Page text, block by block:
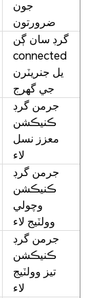
جون
ضرورتون
گرڊ سان ڳن
connected
يل جنريٽرن
جي گهرج
جرمن گرڊ
ڪنيڪشن
معزز نسل
لاء
جرمن گرڊ
ڪنيڪشن
وچولي
وولٽيج لاء
جرمن گرڊ
ڪنيڪشن
تيز وولٽيج
لاء